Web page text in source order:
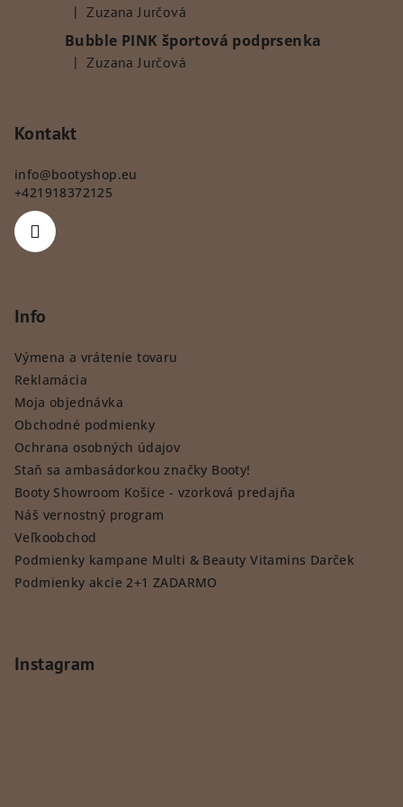
Hodnotenie produktu je 5 z 5 hviezdičiek.
| Zuzana Jurčová
Bubble PINK športová podprsenka
Hodnotenie produktu je 5 z 5 hviezdičiek.
| Zuzana Jurčová
Kontakt
info@bootyshop.eu
+421918372125
Info
Výmena a vrátenie tovaru
Reklamácia
Moja objednávka
Obchodné podmienky
Ochrana osobných údajov
Staň sa ambasádorkou značky Booty!
Booty Showroom Košice - vzorková predajňa
Náš vernostný program
Veľkoobchod
Podmienky kampane Multi & Beauty Vitamins Darček
Podmienky akcie 2+1 ZADARMO
Instagram